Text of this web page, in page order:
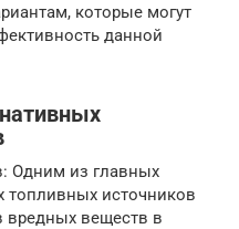
которые могут
данной
Одним из главных
топливных источников
вредных веществ в